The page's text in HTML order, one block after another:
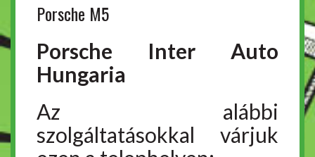
Porsche M5
Porsche Inter Auto
Hungaria
Az alábbi
szolgáltatásokkal várjuk